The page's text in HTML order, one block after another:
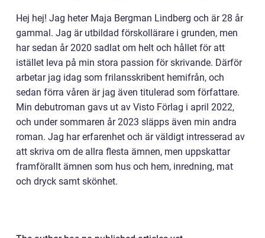
Hej hej! Jag heter Maja Bergman Lindberg och är 28 år
gammal. Jag är utbildad förskollärare i grunden, men
har sedan år 2020 sadlat om helt och hållet för att
istället leva på min stora passion för skrivande. Därför
arbetar jag idag som frilansskribent hemifrån, och
sedan förra våren är jag även titulerad som författare.
Min debutroman gavs ut av Visto Förlag i april 2022,
och under sommaren år 2023 släpps även min andra
roman. Jag har erfarenhet och är väldigt intresserad av
att skriva om de allra flesta ämnen, men uppskattar
framförallt ämnen som hus och hem, inredning, mat
och dryck samt skönhet.